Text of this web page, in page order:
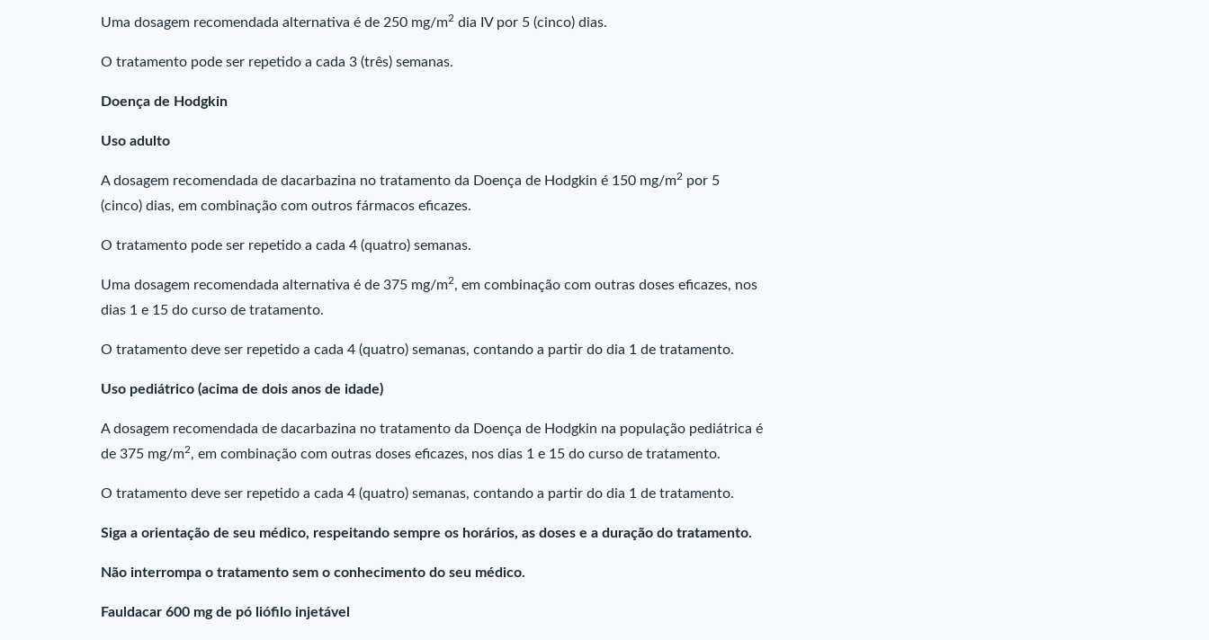
Uma dosagem recomendada alternativa é de 250 mg/m2 dia IV por 5 (cinco) dias.
O tratamento pode ser repetido a cada 3 (três) semanas.
Doença de Hodgkin
Uso adulto
A dosagem recomendada de dacarbazina no tratamento da Doença de Hodgkin é 150 mg/m2 por 5
(cinco) dias, em combinação com outros fármacos eficazes.
O tratamento pode ser repetido a cada 4 (quatro) semanas.
Uma dosagem recomendada alternativa é de 375 mg/m2, em combinação com outras doses eficazes, nos
dias 1 e 15 do curso de tratamento.
O tratamento deve ser repetido a cada 4 (quatro) semanas, contando a partir do dia 1 de tratamento.
Uso pediátrico (acima de dois anos de idade)
A dosagem recomendada de dacarbazina no tratamento da Doença de Hodgkin na população pediátrica é
de 375 mg/m2, em combinação com outras doses eficazes, nos dias 1 e 15 do curso de tratamento.
O tratamento deve ser repetido a cada 4 (quatro) semanas, contando a partir do dia 1 de tratamento.
Siga a orientação de seu médico, respeitando sempre os horários, as doses e a duração do tratamento.
Não interrompa o tratamento sem o conhecimento do seu médico.
Fauldacar 600 mg de pó liófilo injetável